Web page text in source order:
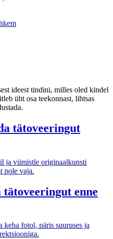
ideest tindini, milles oled kindel
üht osa teekonnast, lihtsas
tätoveeringut
ja viimistle originaalkunsti
pole vaja.
enne
keha fotol, päris suuruses ja